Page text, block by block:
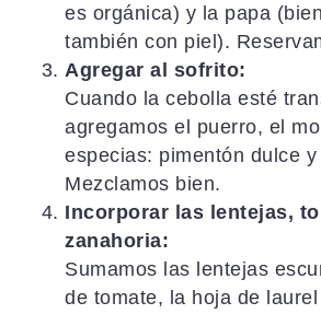
es orgánica) y la papa
también con piel).
Agregar al sofrito:
Cuando la cebolla esté
agregamos el puerro, el
especias: pimentón dulce
Mezclamos bien.
Incorporar las lentejas,
zanahoria:
Sumamos las lentejas
de tomate, la hoja de